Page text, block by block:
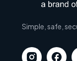
Simple, safe,